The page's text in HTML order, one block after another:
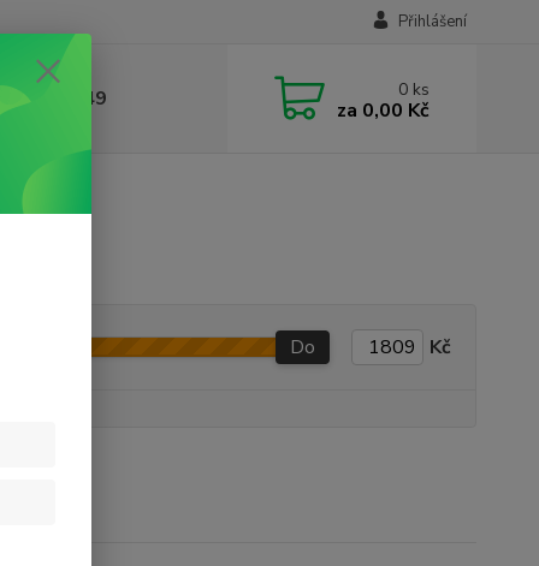
Přihlášení
0 ks
za 0,00 Kč
Do Kč